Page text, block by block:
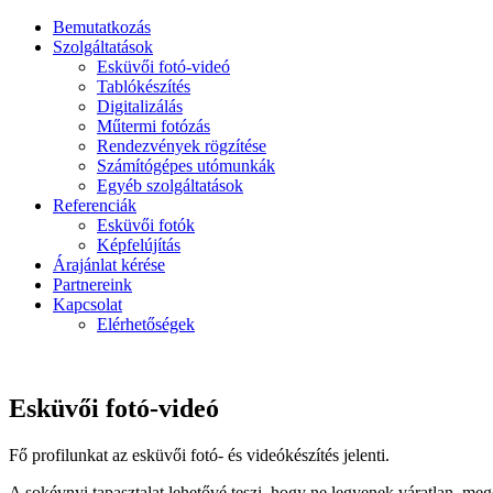
Bemutatkozás
Szolgáltatások
Esküvői fotó-videó
Tablókészítés
Digitalizálás
Műtermi fotózás
Rendezvények rögzítése
Számítógépes utómunkák
Egyéb szolgáltatások
Referenciák
Esküvői fotók
Képfelújítás
Árajánlat kérése
Partnereink
Kapcsolat
Elérhetőségek
Esküvői fotó-videó
Fő profilunkat az esküvői fotó- és videókészítés jelenti.